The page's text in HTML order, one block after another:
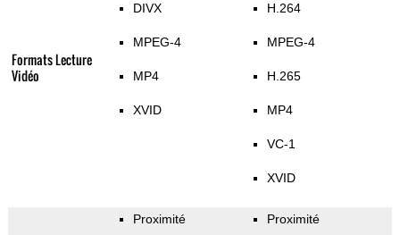
Formats Lecture
Vidéo
DIVX
MPEG-4
MP4
XVID
H.264
MPEG-4
H.265
MP4
VC-1
XVID
Proximité Proximité